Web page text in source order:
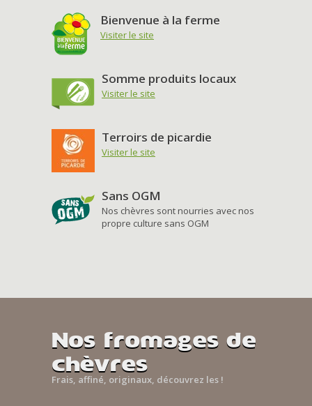
Bienvenue à la ferme
Visiter le site
Somme produits locaux
Visiter le site
Terroirs de picardie
Visiter le site
Sans OGM
Nos chèvres sont nourries avec nos
propre culture sans OGM
Nos fromages de
chèvres
Frais, affiné, originaux, découvrez les !